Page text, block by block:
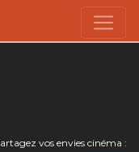
vos envies cinéma :